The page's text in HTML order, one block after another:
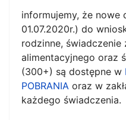
informujemy, że nowe
01.07.2020r.) do
rodzinne, świadczenie
alimentacyjnego oraz
(300+) są dostępne w
POBRANIA oraz w
każdego świadczenia.